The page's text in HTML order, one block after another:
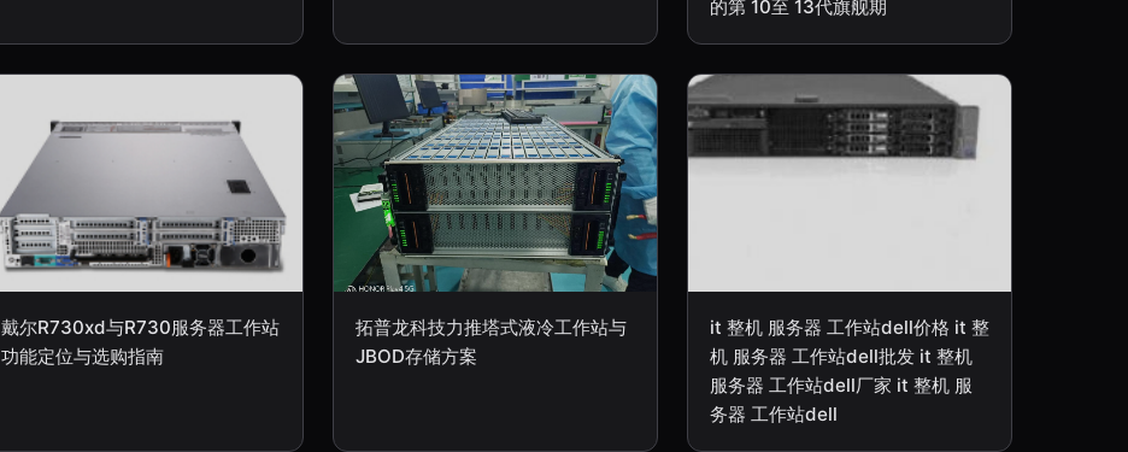
的第 10至 13代旗舰期
戴尔R730xd与R730服务器工作站
功能定位与选购指南
拓普龙科技力推塔式液冷工作站与
JBOD存储方案
it 整机 服务器 工作站dell价格 it 整
机 服务器 工作站dell批发 it 整机
服务器 工作站dell厂家 it 整机 服
务器 工作站dell